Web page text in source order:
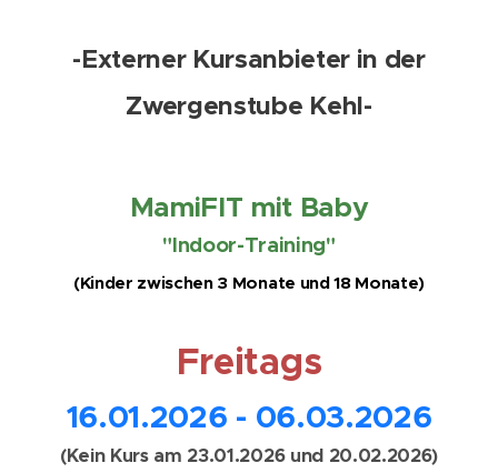
-Externer Kursanbieter in der
Zwergenstube Kehl-
MamiFIT mit Baby
"Indoor-Training"
(Kinder zwischen 3 Monate und 18 Monate)
Freitags
16.01.2026 - 06.03.2026
(Kein Kurs am 23.01.2026 und 20.02.2026)